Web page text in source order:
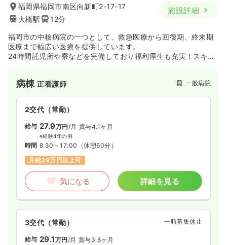
福岡県福岡市南区向新町2-17-17
大橋駅
12分
施設詳細
福岡市の中核病院の一つとして、救急医療から回復期、終末期
医療まで幅広い医療を提供しています。
24時間託児所や寮などを完備しており福利厚生も充実！スキル
病棟正看護師 一般病院
2交代（常勤）
給与 27.9万円 /月 賞与4.1ヶ月
※経験4年の例
時間 8:30～17:00 （休憩60分）
月給29万円以上可
気になる 詳細を見る
3交代（常勤） 一時募集休止
給与 29.1万円/月 賞与3.8ヶ月